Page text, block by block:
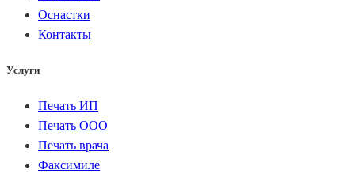
Оснастки
Контакты
Услуги
Печать ИП
Печать ООО
Печать врача
Факсимиле